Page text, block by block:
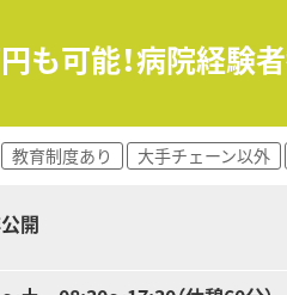
も可能！病院経
教育制度あり 大手チェーン以外
開